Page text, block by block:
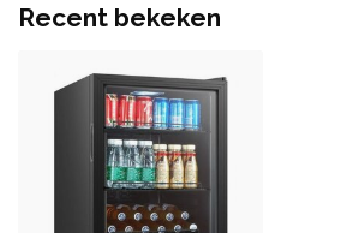
Recent bekeken